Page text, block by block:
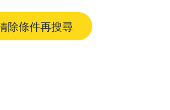
除條件再搜尋